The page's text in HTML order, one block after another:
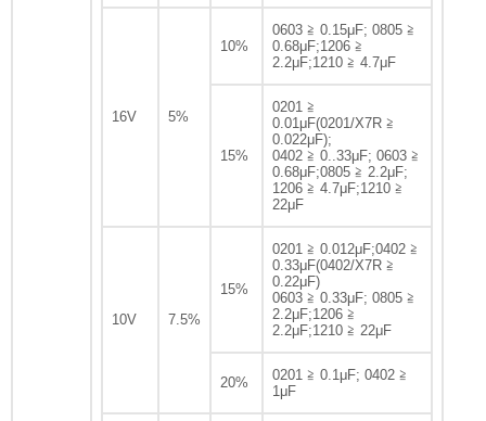
16V 5%
10%
0603 ≧ 0.15μF; 0805 ≧
0.68μF;1206 ≧
2.2μF;1210 ≧ 4.7μF
15%
0201 ≧
0.01μF(0201/X7R ≧
0.022μF);
0402 ≧ 0..33μF; 0603 ≧
0.68μF;0805 ≧ 2.2μF;
1206 ≧ 4.7μF;1210 ≧
22μF
10V 7.5%
15%
0201 ≧ 0.012μF;0402 ≧
0.33μF(0402/X7R ≧
0.22μF)
0603 ≧ 0.33μF; 0805 ≧
2.2μF;1206 ≧
2.2μF;1210 ≧ 22μF
20%
0201 ≧ 0.1μF; 0402 ≧
1μF